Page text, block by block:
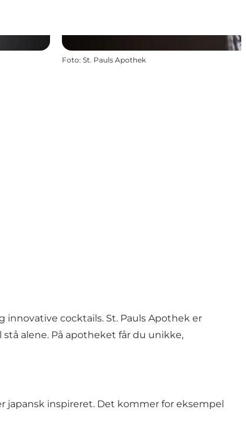
Foto: St. Pauls Apothek
cocktails. St. Pauls Apothek er
alene. På apotheket får du unikke,
japansk inspireret. Det kommer for eksempel